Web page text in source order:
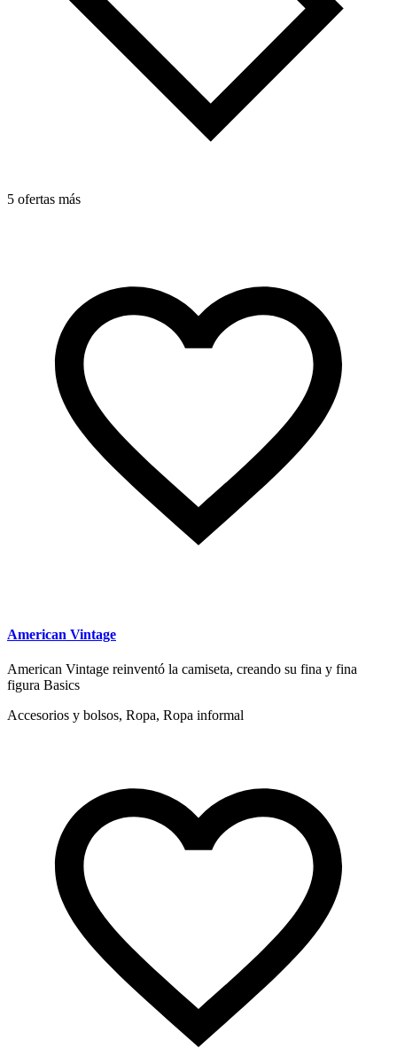
5 ofertas más
American Vintage
American Vintage reinventó la camiseta, creando su fina y fina
figura Basics
Accesorios y bolsos, Ropa, Ropa informal